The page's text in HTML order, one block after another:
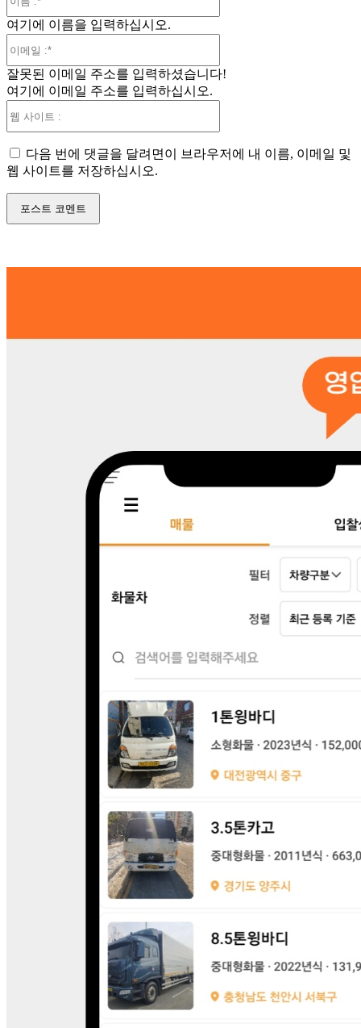
여기에 이름을 입력하십시오.
일
잘못된 이메일 주소를 입력하셨습니다!
여기에 이메일 주소를 입력하십시오.
트
다음 번에 댓글을 달려면이 브라우저에 내 이름, 이메일 및
웹 사이트를 저장하십시오.